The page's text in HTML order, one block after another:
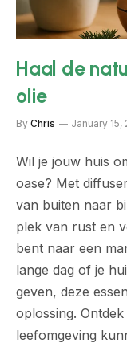
Haal de
olie
By Chris January 15,
Wil je jouw huis
oase? Met
van buiten naar
plek van rust en
bent naar een
lange dag of je
geven, deze
oplossing.
leefomgeving